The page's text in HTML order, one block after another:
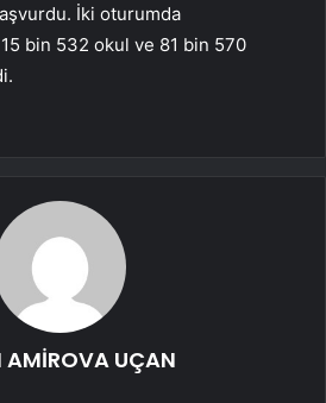
İki oturumda
bin 532 okul ve 81 bin 570
AMİROVA UÇAN